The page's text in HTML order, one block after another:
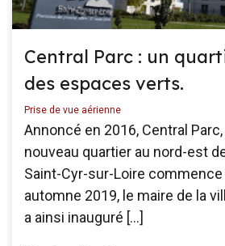
Central Parc : un
des espaces verts.
Prise de vue aérienne
Annoncé en 2016, Central
nouveau quartier au nord-est
Saint-Cyr-sur-Loire commence
automne 2019, le maire de la
a ainsi inauguré […]